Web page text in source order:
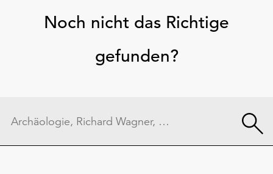
Noch nicht das Richtige
gefunden?